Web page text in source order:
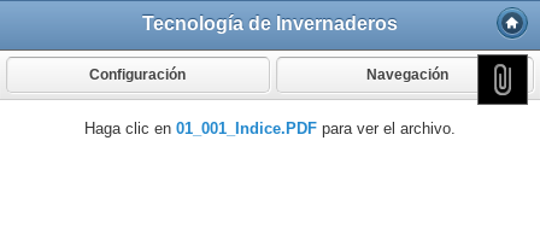
Tecnología de Invernaderos
Configuración Navegación
Haga clic en 01_001_Indice.PDF para ver el archivo.